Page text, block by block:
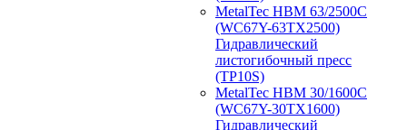
MetalTec HBM 63/2500C
(WC67Y-63TX2500)
Гидравлический
листогибочный пресс
(TP10S)
MetalTec HBM 30/1600C
(WC67Y-30TX1600)
Гидравлический